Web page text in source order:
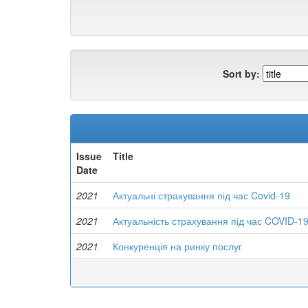
Sort by:
Issue
Date
Title
2021 Актуальні страхування під час Covid-19
2021
Актуальність страхування під час COVID-19
2021
Конкуренція на ринку послуг